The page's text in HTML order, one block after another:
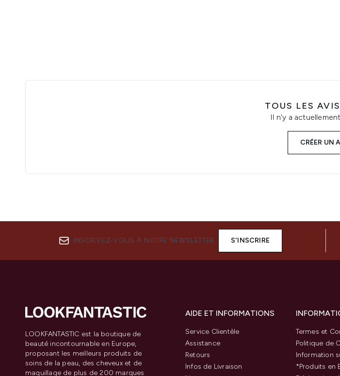
TOUS LES
Il n'y a
CRÉER UN
INSCRIVEZ-VOUS À NOTRE NEWSLETTER S'INSCRIRE
LOOKFANTASTIC est la boutique de
beauté incontournable en Europe,
proposant les meilleurs produits de
soins de la peau, des cheveux et de
maquillage de plus de 200 marques
AIDE ET INFORMATIONS
Service Clientèle
Assistance
Retours
Infos de Livraison
Termes et
Politique de
Information
*Produits en